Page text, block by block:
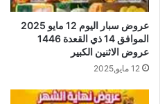
عروض سبار اليوم 12 مايو 2025
الموافق 14 ذي القعدة 1446
عروض الاثنين الكبير
12 مايو,2025